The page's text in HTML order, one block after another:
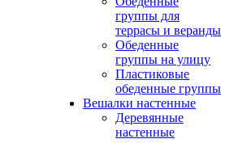
группы для
террасы и веранды
Обеденные
группы на улицу
Пластиковые
обеденные группы
Вешалки настенные
Деревянные
настенные